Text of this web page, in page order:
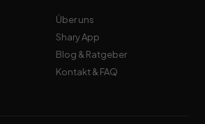
Über uns
Shary App
Blog & Ratgeber
Kontakt & FAQ